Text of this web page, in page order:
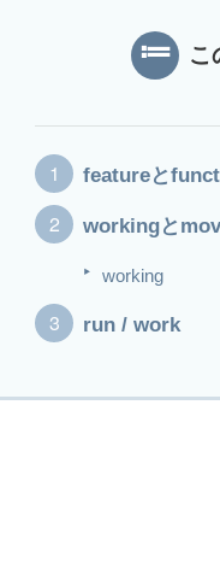
こ
featureと
workingと
working
run / work